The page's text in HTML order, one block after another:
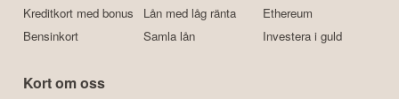
Kreditkort med bonus
Bensinkort
Lån med låg ränta
Samla lån
Ethereum
Investera i guld
Kort om oss